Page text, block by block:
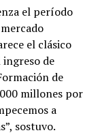
el período
el clásico
de
de
millones por
a
sostuvo.